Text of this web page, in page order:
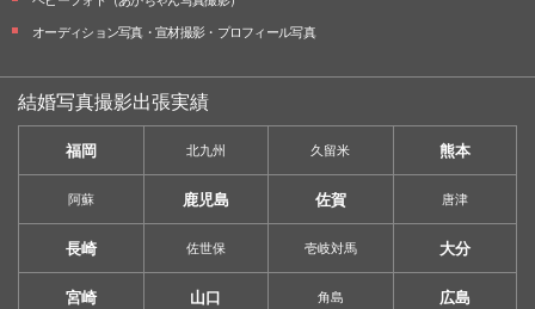
オーディション写真・ 宣材撮影・ プロフィール写真
結婚写真撮影出張実績
福岡 北九州 久留米 熊本
阿蘇 鹿児島 佐賀 唐津
長崎 佐世保 壱岐対馬 大分
宮崎 山口 角島 広島